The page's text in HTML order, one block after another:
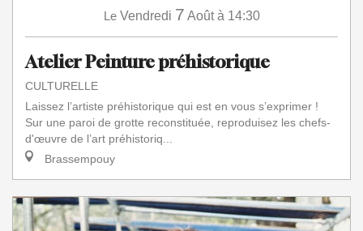
Le Vendredi 7 Août à 14:30
Atelier Peinture préhistorique
CULTURELLE
Laissez l’artiste préhistorique qui est en vous s’exprimer !
Sur une paroi de grotte reconstituée, reproduisez les chefs-
d'œuvre de l’art préhistoriq...
Brassempouy